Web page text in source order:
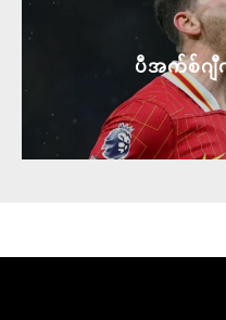
ပီအက်စ်ဂ